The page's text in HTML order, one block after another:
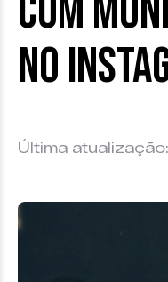
com
no
Última